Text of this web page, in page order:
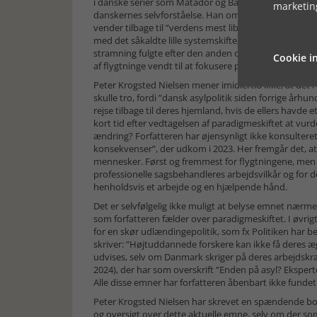
danskernes selvforståelse. Han omtaler og
vender tilbage til ”verdens mest liberale
med det såkaldte lille systemskifte, der skete, da
stramning fulgte efter den anden og kulminerede
af flygtninge vendt til at fokusere på hjemsendelse.
Peter Krogsted Nielsen mener imidlertid ikke, at
skulle tro, fordi ”dansk asylpolitik siden forrige
rejse tilbage til deres hjemland, hvis de ellers havde
kort tid efter vedtagelsen af paradigmeskiftet at
ændring? Forfatteren har øjensynligt ikke
konsekvenser”, der udkom i 2023. Her fremgår det,
mennesker. Først og fremmest for flygtningene,
professionelle sagsbehandleres arbejdsvilkår og for
henholdsvis et arbejde og en hjælpende hånd.
Det er selvfølgelig ikke muligt at belyse emnet
som forfatteren fælder over paradigmeskiftet. I
for en skør udlændingepolitik, som fx Politiken har
skriver: ”Højtuddannede forskere kan ikke få
udvises, selv om Danmark skriger på deres
2024), der har som overskrift ”Enden på asyl?
Alle disse emner har forfatteren åbenbart ikke
Peter Krogsted Nielsen har skrevet en spændende
og oversigt over dette aktuelle emne, selv om der
Cookie